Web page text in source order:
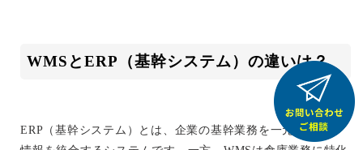
WMSとERP（基幹システム）の違いは？
ERP（基幹システム）とは、企業の基幹業務を一元管理し、